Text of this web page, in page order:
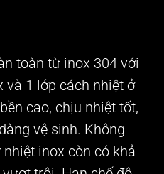
toàn từ inox 304 với
và 1 lớp cách nhiệt ở
cao, chịu nhiệt tốt,
vệ sinh. Không
inox còn có khả